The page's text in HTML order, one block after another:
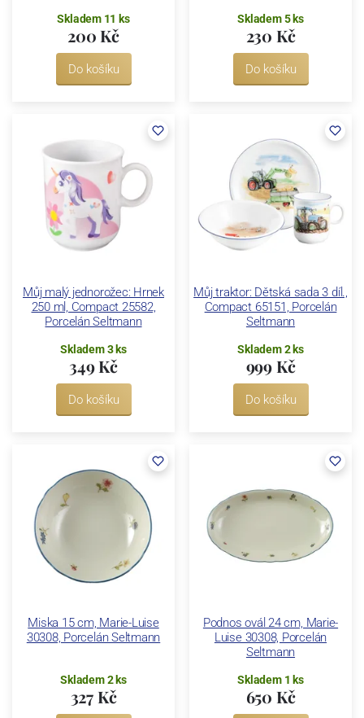
Skladem 11 ks
200 Kč
Do košíku
Skladem 5 ks
230 Kč
Do košíku
Můj malý jednorožec: Hrnek
250 ml, Compact 25582,
Porcelán Seltmann
Skladem 3 ks
349 Kč
Do košíku
Můj traktor: Dětská sada 3 díl.,
Compact 65151, Porcelán
Seltmann
Skladem 2 ks
999 Kč
Do košíku
Miska 15 cm, Marie-Luise
30308, Porcelán Seltmann
Skladem 2 ks
327 Kč
Podnos ovál 24 cm, Marie-
Luise 30308, Porcelán
Seltmann
Skladem 1 ks
650 Kč